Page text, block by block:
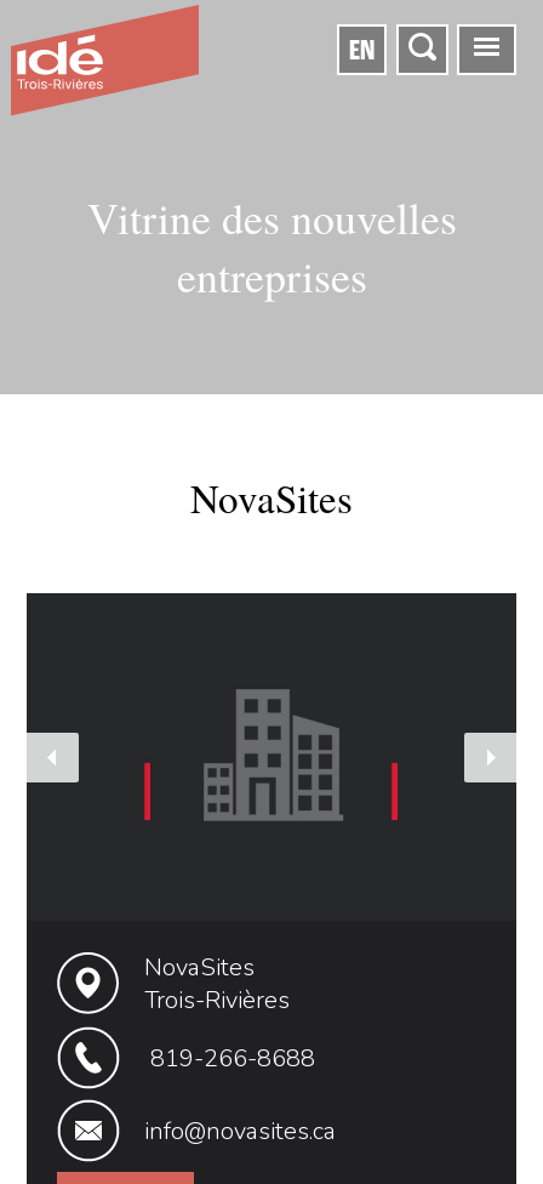
EN
Vitrine des nouvelles
entreprises
NovaSites
NovaSites
Trois-Rivières
819-266-8688
info@novasites.ca